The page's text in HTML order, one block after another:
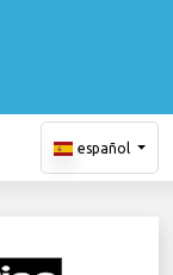
español